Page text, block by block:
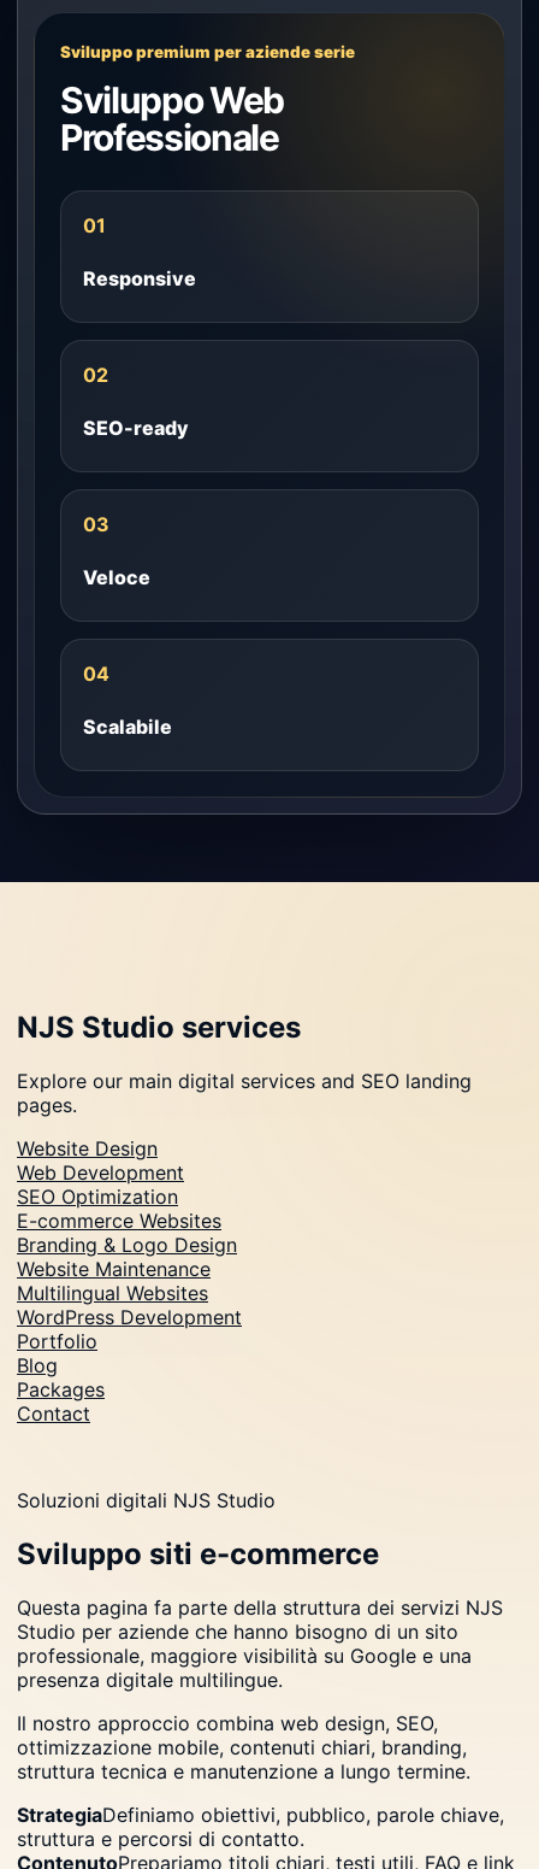
Sviluppo premium per aziende serie
Sviluppo Web
Professionale
01
Responsive
02
SEO-ready
03
Veloce
04
Scalabile
NJS Studio services
Explore our main digital services and SEO landing
pages.
Website Design
Web Development
SEO Optimization
E-commerce Websites
Branding & Logo Design
Website Maintenance
Multilingual Websites
WordPress Development
Portfolio
Blog
Packages
Contact
Soluzioni digitali NJS Studio
Sviluppo siti e-commerce
Questa pagina fa parte della struttura dei servizi NJS
Studio per aziende che hanno bisogno di un sito
professionale, maggiore visibilità su Google e una
presenza digitale multilingue.
Il nostro approccio combina web design, SEO,
ottimizzazione mobile, contenuti chiari, branding,
struttura tecnica e manutenzione a lungo termine.
StrategiaDefiniamo obiettivi, pubblico, parole chiave,
struttura e percorsi di contatto.
ContenutoPrepariamo titoli chiari, testi utili, FAQ e link